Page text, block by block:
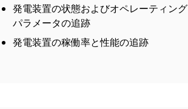
発電装置の状態およびオペレーティング
パラメータの追跡
発電装置の稼働率と性能の追跡